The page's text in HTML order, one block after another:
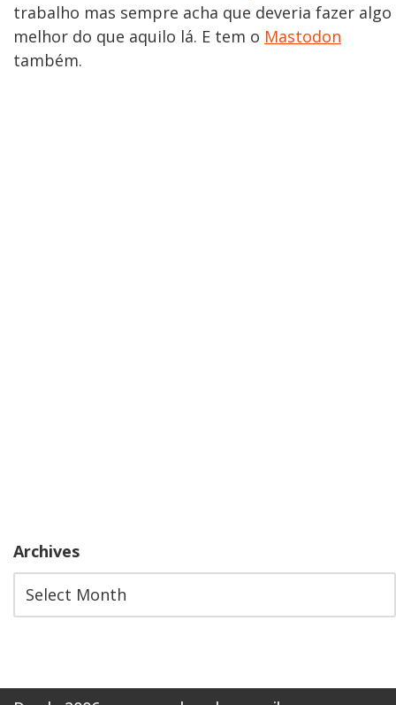
trabalho mas sempre acha que deveria fazer algo
melhor do que aquilo lá. E tem o Mastodon
também.
Archives